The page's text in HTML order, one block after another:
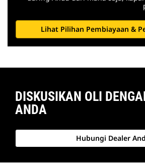
Lihat Pilihan Pembiayaan &
DISKUSIKAN OLI
ANDA
Hubungi Dealer